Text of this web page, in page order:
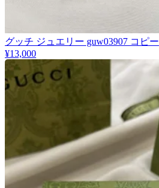
グッチ ジュエリー guw03907 コピー
¥13,000